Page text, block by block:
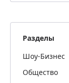
Разделы
Шоу-Бизнес
Общество